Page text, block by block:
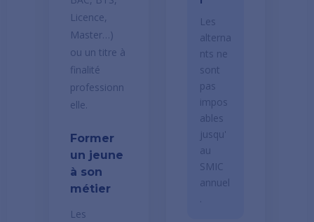
Licence,
Master…)
ou un titre à
finalité
professionn
elle.
Former
un jeune
à son
métier
Les
Les
alterna
nts ne
sont
pas
impos
ables
jusqu'
au
SMIC
annuel